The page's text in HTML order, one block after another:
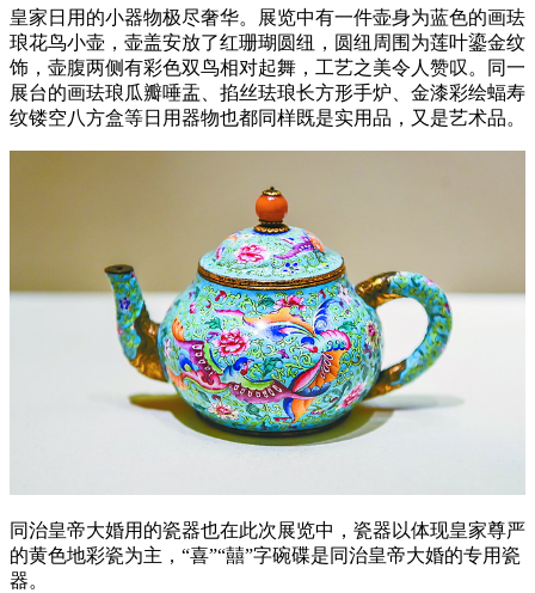
皇家日用的小器物极尽奢华。展览中有一件壶身为蓝色的画珐
琅花鸟小壶，壶盖安放了红珊瑚圆纽，圆纽周围为莲叶鎏金纹
饰，壶腹两侧有彩色双鸟相对起舞，工艺之美令人赞叹。同一
展台的画珐琅瓜瓣唾盂、掐丝珐琅长方形手炉、金漆彩绘蝠寿
纹镂空八方盒等日用器物也都同样既是实用品，又是艺术品。
同治皇帝大婚用的瓷器也在此次展览中，瓷器以体现皇家尊严
的黄色地彩瓷为主，“喜”“囍”字碗碟是同治皇帝大婚的专用瓷
器。